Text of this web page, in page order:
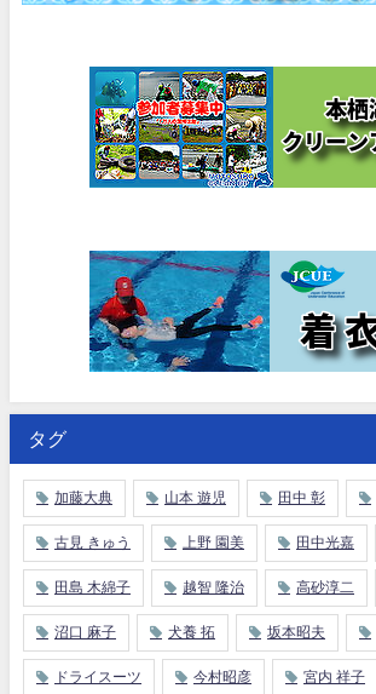
タグ
加藤大典 山本 遊児 田中 彰
古見 きゅう 上野 園美 田中光嘉
田島 木綿子 越智 隆治 高砂淳二
沼口 麻子 犬養 拓 坂本昭夫
ドライスーツ 今村昭彦 宮内 祥子